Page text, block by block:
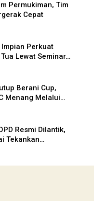
Permukiman, Tim
Cepat
Perkuat
Lewat Seminar…
Berani Cup,
Menang Melalui…
Resmi Dilantik,
Tekankan…